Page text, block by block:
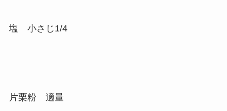
塩 小さじ1/4
片栗粉 適量